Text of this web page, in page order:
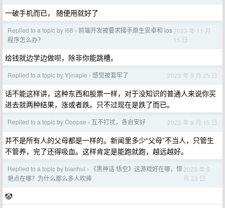
一破手机而已， 随便用就好了
Replied to a topic by l68 › 前端开发被要求接手原生安卓和 ios
程序怎么办？
2023 年 11 月
15 日
给钱就边学边做呗，除非你能跳槽。
Replied to a topic by Yjmaple › 感觉被套牢了 2023 年 9 月 25 日
话不能这样讲，这种东西和股票一样，对于没知识的普通人来说你买
进去就两种结果，涨或者跌。只不过现在是跌了而已。
Replied to a topic by Ooopse › 互不打扰，各自安好 2023 年 9 月 15 日
并不是所有人的父母都是一样的。新闻里多少“父母”不当人，只管生
不管养，完了还得吸血。这样肯定是能跑就跑，越远越好。
Replied to a topic by bianhui ›
《黑神话·悟空》这游戏好在哪，惊
艳点在哪？为什么那么多人吹捧
2023 年 8
月 23 日
🤡